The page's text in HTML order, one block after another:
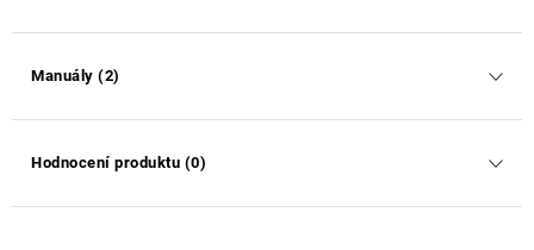
Manuály (2)
Hodnocení produktu (0)